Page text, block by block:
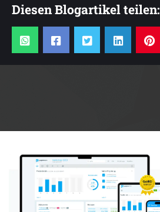
Diesen Blogartikel teilen: